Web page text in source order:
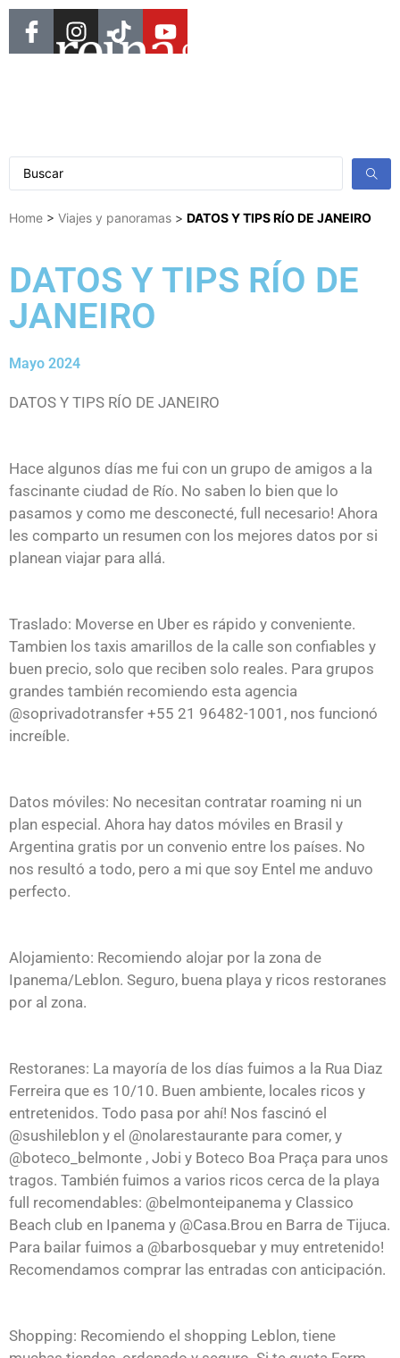
Home > Viajes y panoramas > DATOS Y TIPS RÍO DE JANEIRO
DATOS Y TIPS RÍO DE
JANEIRO
Mayo 2024
DATOS Y TIPS RÍO DE JANEIRO
Hace algunos días me fui con un grupo de amigos a la
fascinante ciudad de Río. No saben lo bien que lo
pasamos y como me desconecté, full necesario! Ahora
les comparto un resumen con los mejores datos por si
planean viajar para allá.
Traslado: Moverse en Uber es rápido y conveniente.
Tambien los taxis amarillos de la calle son confiables y
buen precio, solo que reciben solo reales. Para grupos
grandes también recomiendo esta agencia
@soprivadotransfer +55 21 96482-1001, nos funcionó
increíble.
Datos móviles: No necesitan contratar roaming ni un
plan especial. Ahora hay datos móviles en Brasil y
Argentina gratis por un convenio entre los países. No
nos resultó a todo, pero a mi que soy Entel me anduvo
perfecto.
Alojamiento: Recomiendo alojar por la zona de
Ipanema/Leblon. Seguro, buena playa y ricos restoranes
por al zona.
Restoranes: La mayoría de los días fuimos a la Rua Diaz
Ferreira que es 10/10. Buen ambiente, locales ricos y
entretenidos. Todo pasa por ahí! Nos fascinó el
@sushileblon y el @nolarestaurante para comer, y
@boteco_belmonte , Jobi y Boteco Boa Praça para unos
tragos. También fuimos a varios ricos cerca de la playa
full recomendables: @belmonteipanema y Classico
Beach club en Ipanema y @Casa.Brou en Barra de Tijuca.
Para bailar fuimos a @barbosquebar y muy entretenido!
Recomendamos comprar las entradas con anticipación.
Shopping: Recomiendo el shopping Leblon, tiene